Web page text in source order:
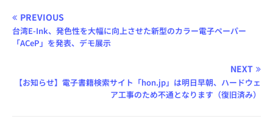
PREVIOUS
台湾E-Ink、発色性を大幅に向上させた新型のカラー電子ペーパー
「ACeP」を発表、デモ展示
NEXT
【お知らせ】電子書籍検索サイト「hon.jp」は明日早朝、ハードウェ
ア工事のため不通となります（復旧済み）